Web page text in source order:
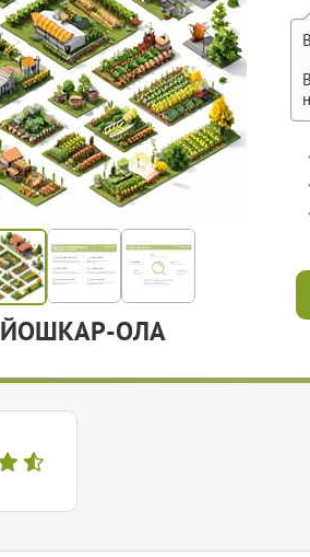
ЙОШКАР-ОЛА